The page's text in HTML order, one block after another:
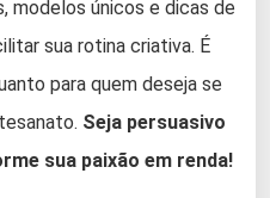
modelos únicos e dicas de
sua rotina criativa. É
para quem deseja se
Seja persuasivo
sua paixão em renda!